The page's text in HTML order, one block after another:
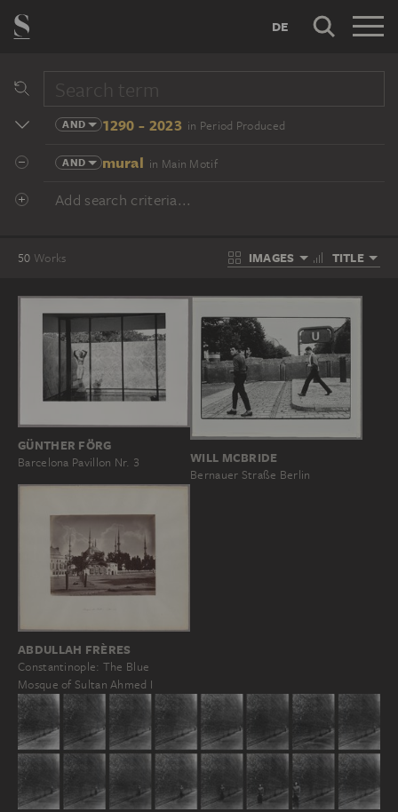
DE
AND 1290 - 2023 in Period Produced
AND mural in Main Motif
Add search criteria...
50 Works IMAGES TITLE
GÜNTHER FÖRG
Barcelona Pavillon Nr. 3 WILL MCBRIDE
Bernauer Straße Berlin
ABDULLAH FRÈRES
Constantinople: The Blue
Mosque of Sultan Ahmed I